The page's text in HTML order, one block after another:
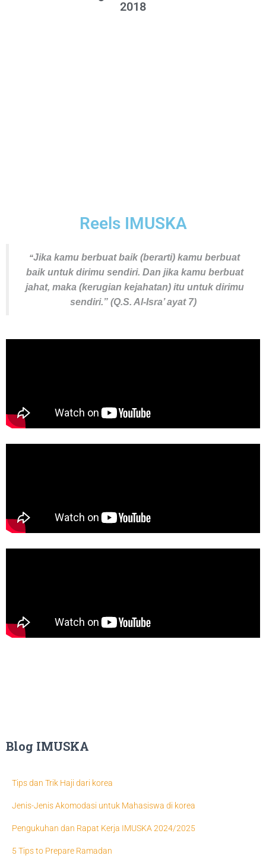
2018
Reels IMUSKA
“Jika kamu berbuat baik (berarti) kamu berbuat
baik untuk dirimu sendiri. Dan jika kamu berbuat
jahat, maka (kerugian kejahatan) itu untuk dirimu
sendiri.” (Q.S. Al-Isra’ ayat 7)
Blog IMUSKA
Tips dan Trik Haji dari korea
Jenis-Jenis Akomodasi untuk Mahasiswa di korea
Pengukuhan dan Rapat Kerja IMUSKA 2024/2025
5 Tips to Prepare Ramadan